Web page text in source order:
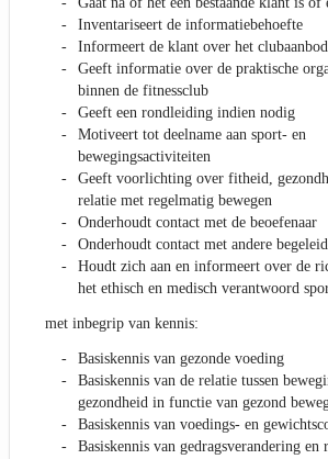
Inventariseert de informatiebehoefte
Informeert de klant over het clubaanbod
Geeft informatie over de praktische
binnen de fitnessclub
Geeft een rondleiding indien nodig
Motiveert tot deelname aan sport- en
bewegingsactiviteiten
Geeft voorlichting over fitheid,
relatie met regelmatig bewegen
Onderhoudt contact met de beoefenaar
Onderhoudt contact met andere
Houdt zich aan en informeert over de
het ethisch en medisch verantwoord
met inbegrip van kennis:
Basiskennis van gezonde voeding
Basiskennis van de relatie tussen
gezondheid in functie van gezond
Basiskennis van voedings- en
Basiskennis van gedragsverandering en